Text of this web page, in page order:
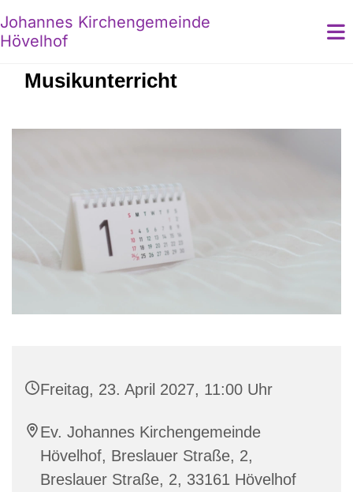
Johannes Kirchengemeinde
Hövelhof
Musikunterricht
Freitag, 23. April 2027, 11:00 Uhr
Ev. Johannes Kirchengemeinde
Hövelhof, Breslauer Straße, 2,
Breslauer Straße, 2, 33161 Hövelhof